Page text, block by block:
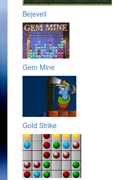
Bejevell
Gem Mine
Gold Strike